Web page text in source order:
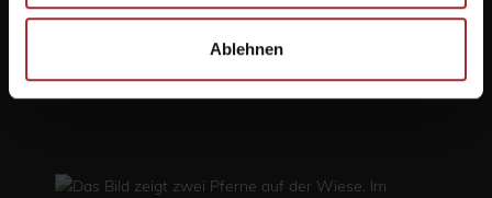
Ablehnen
pfade zum radeln